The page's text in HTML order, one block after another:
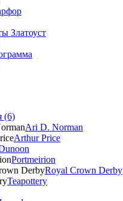
Златоуст
(6)
Ari D. Norman
Arthur Price
Portmeirion
Royal Crown Derby
Teapottery